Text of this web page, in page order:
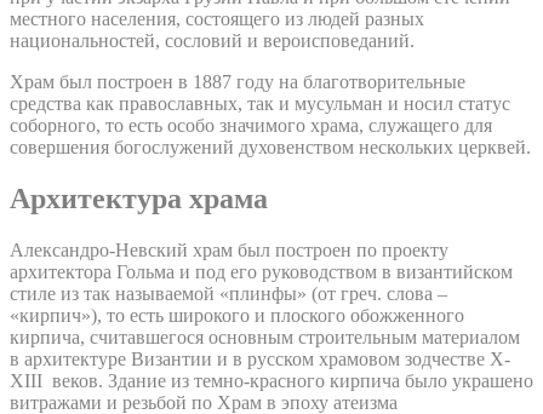
местного населения, состоящего из людей разных
национальностей, сословий и вероисповеданий.
Храм был построен в 1887 году на благотворительные
средства как православных, так и мусульман и носил статус
соборного, то есть особо значимого храма, служащего для
совершения богослужений духовенством нескольких церквей.
Архитектура храма
Александро-Невский храм был построен по проекту
архитектора Гольма и под его руководством в византийском
стиле из так называемой «плинфы» (от греч. слова –
«кирпич»), то есть широкого и плоского обожженного
кирпича, считавшегося основным строительным материалом
в архитектуре Византии и в русском храмовом зодчестве X-
XIII веков. Здание из темно-красного кирпича было украшено
витражами и резьбой по Храм в эпоху атеизма